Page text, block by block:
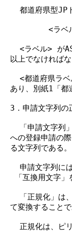
都道府県型JP
<ラベ
<ラベル> が
以上でなければな
<都道府県ラ
あり、別紙1「都
3．申請文字列の
「申請文字列
への登録申請の
る文字列である。
申請文字列に
「互換用文字」
「正規化」は
て変換することで
正規化は、ピ